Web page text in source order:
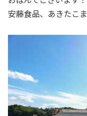
安藤食品、あきたこ